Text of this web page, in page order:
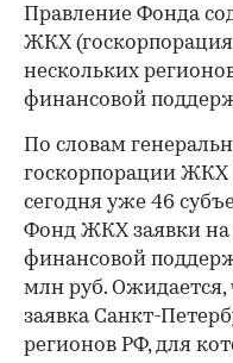
Правление Фонда
ЖКХ
нескольких
финансовой
По словам
госкорпорации ЖКХ
сегодня уже 46
Фонд ЖКХ заявки на
финансовой
млн руб. Ожидается,
заявка Санкт-
регионов РФ, для